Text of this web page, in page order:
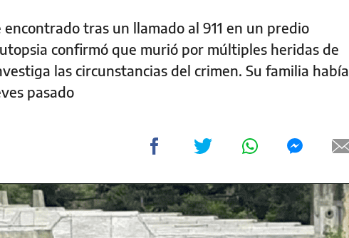
tras un llamado al 911 en un predio
confirmó que murió por múltiples heridas de
las circunstancias del crimen. Su familia había
pasado